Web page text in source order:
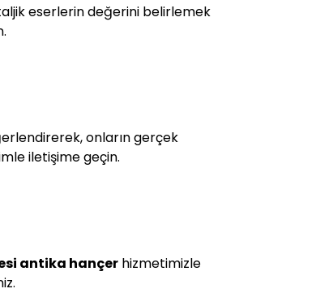
eserlerin değerini belirlemek
onların gerçek
iletişime geçin.
antika hançer hizmetimizle